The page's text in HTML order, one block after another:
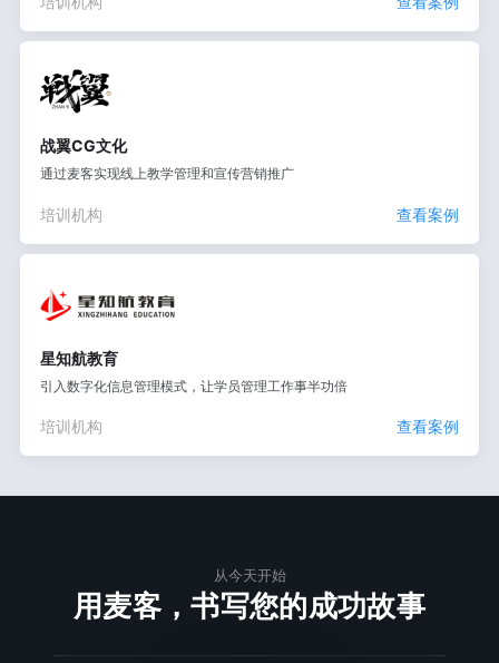
战翼CG文化
通过麦客实现线上教学管理和宣传营销推广
培训机构 查看案例
星知航教育
引入数字化信息管理模式，让学员管理工作事半功倍
培训机构 查看案例
从今天开始
用麦客，书写您的成功故事